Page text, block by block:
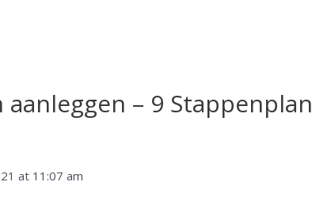
– 9 Stappenplan
at 11:07 am